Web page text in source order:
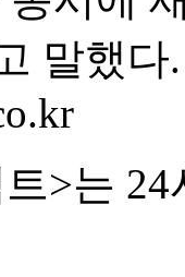
말했다.
>는